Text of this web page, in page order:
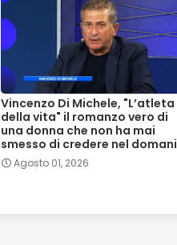
Vincenzo Di Michele, "L’atleta
della vita" il romanzo vero di
una donna che non ha mai
smesso di credere nel domani
Agosto 01, 2026